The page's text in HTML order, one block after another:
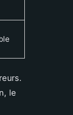
le